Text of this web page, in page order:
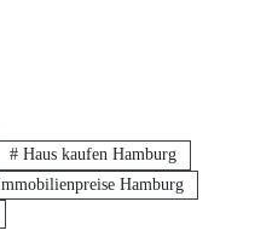
#Haus kaufen Hamburg
Hamburg